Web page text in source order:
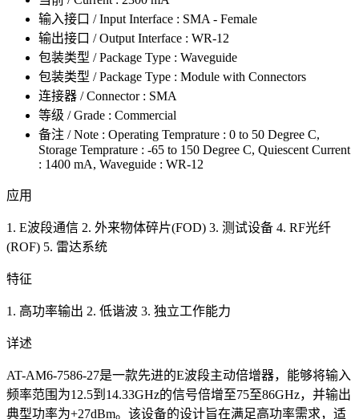
输入接口 / Input Interface : SMA - Female
输出接口 / Output Interface : WR-12
包装类型 / Package Type : Waveguide
包装类型 / Package Type : Module with Connectors
连接器 / Connector : SMA
等级 / Grade : Commercial
备注 / Note : Operating Temprature : 0 to 50 Degree C,
Storage Temprature : -65 to 150 Degree C, Quiescent Current
: 1400 mA, Waveguide : WR-12
应用
1. E波段通信 2. 外来物体碎片(FOD) 3. 测试设备 4. RF光纤
(ROF) 5. 雷达系统
特征
1. 高功率输出 2. 低谐波 3. 独立工作能力
详述
AT-AM6-7586-27是一款先进的E波段主动倍增器，能够将输入
频率范围为12.5到14.33GHz的信号倍增至75至86GHz，并输出
典型功率为+27dBm。该设备的设计旨在满足高功率需求，适